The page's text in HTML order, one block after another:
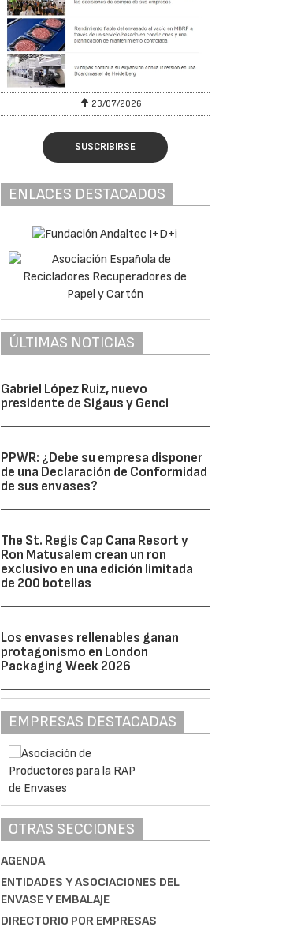
23/07/2026
SUSCRIBIRSE
ENLACES DESTACADOS
ÚLTIMAS NOTICIAS
Gabriel López Ruiz, nuevo
presidente de Sigaus y Genci
PPWR: ¿Debe su empresa disponer
de una Declaración de Conformidad
de sus envases?
The St. Regis Cap Cana Resort y
Ron Matusalem crean un ron
exclusivo en una edición limitada
de 200 botellas
Los envases rellenables ganan
protagonismo en London
Packaging Week 2026
EMPRESAS DESTACADAS
OTRAS SECCIONES
AGENDA
ENTIDADES Y ASOCIACIONES DEL
ENVASE Y EMBALAJE
DIRECTORIO POR EMPRESAS